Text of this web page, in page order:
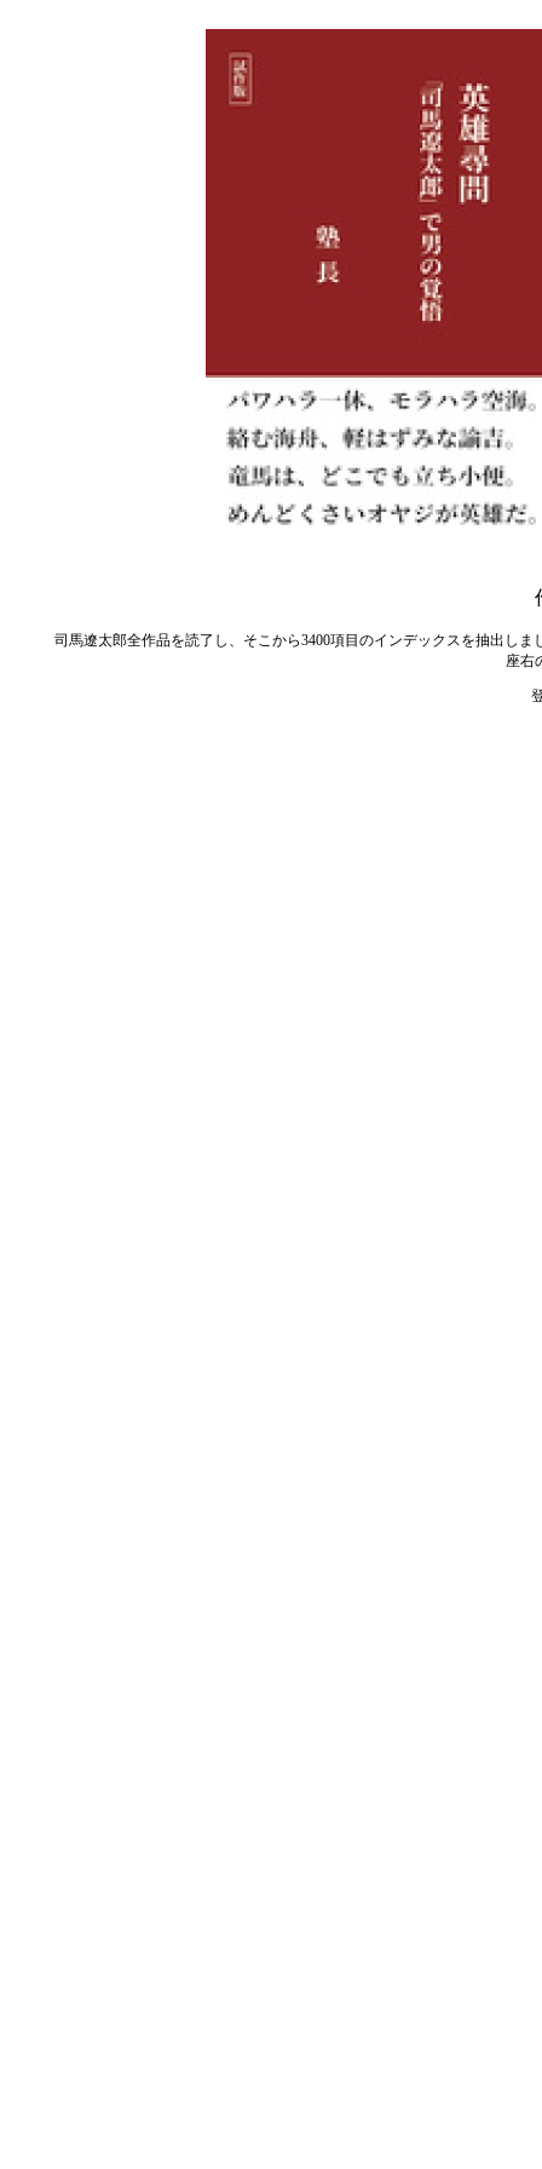
司馬遼太郎全作品を読了し、そこから3400項目のインデックスを抽出し
座右